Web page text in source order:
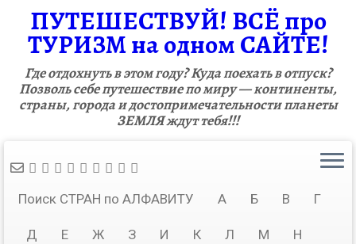
ПУТЕШЕСТВУЙ! ВСЁ про
ТУРИЗМ на одном САЙТЕ!
Где отдохнуть в этом году? Куда поехать в отпуск?
Позволь себе путешествие по миру — континенты,
страны, города и достопримечательности планеты
ЗЕМЛЯ ждут тебя!!!
Поиск СТРАН по АЛФАВИТУ А Б В Г
Д Е Ж З И К Л М Н